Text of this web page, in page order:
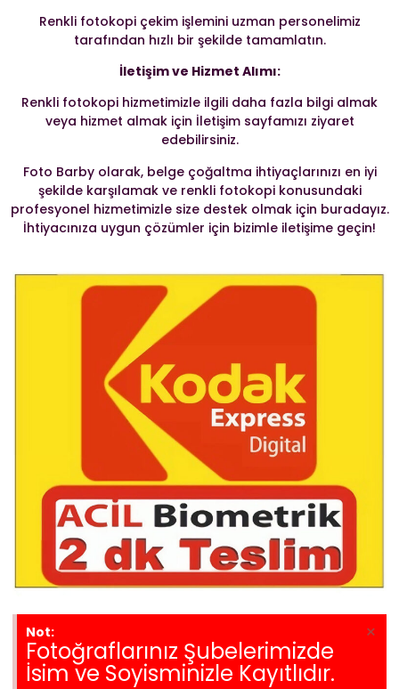
Not:
Fotoğraflarınız Şubelerimizde
İsim ve Soyisminizle Kayıtlıdır.
×
Renkli fotokopi çekim işlemini uzman personelimiz
tarafından hızlı bir şekilde tamamlatın.
İletişim ve Hizmet Alımı:
Renkli fotokopi hizmetimizle ilgili daha fazla bilgi almak
veya hizmet almak için İletişim sayfamızı ziyaret
edebilirsiniz.
Foto Barby olarak, belge çoğaltma ihtiyaçlarınızı en iyi
şekilde karşılamak ve renkli fotokopi konusundaki
profesyonel hizmetimizle size destek olmak için buradayız.
İhtiyacınıza uygun çözümler için bizimle iletişime geçin!